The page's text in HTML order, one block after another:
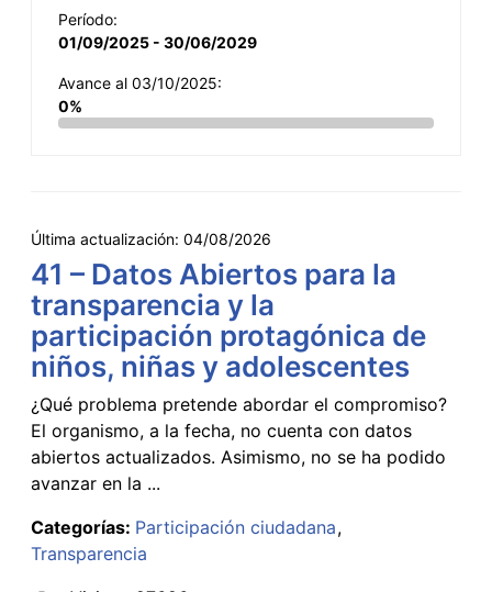
Período:
01/09/2025 - 30/06/2029
Avance al 03/10/2025:
0%
Última actualización: 04/08/2026
41 – Datos Abiertos para la
transparencia y la
participación protagónica de
niños, niñas y adolescentes
¿Qué problema pretende abordar el compromiso?
El organismo, a la fecha, no cuenta con datos
abiertos actualizados. Asimismo, no se ha podido
avanzar en la ...
Categorías: Participación ciudadana
Transparencia